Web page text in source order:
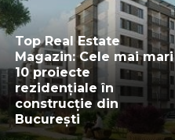
Top Real Estate
Magazin: Cele mai mari
10 proiecte
rezidențiale în
construcție din
București